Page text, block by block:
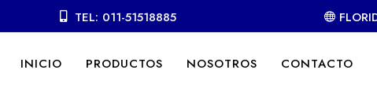
TEL: 011-51518885
INICIO PRODUCTOS NOSOTROS CONTACTO